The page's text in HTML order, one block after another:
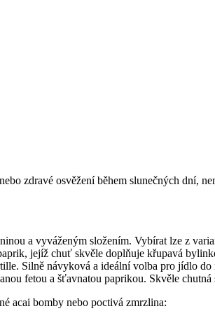
zdravé osvěžení během slunečných dní,
a vyváženým složením. Vybírat lze z
jejíž chuť skvěle doplňuje křupavá
Silně návyková a ideální volba pro jídlo do
fetou a šťavnatou paprikou. Skvěle
acai bomby nebo poctivá zmrzlina: